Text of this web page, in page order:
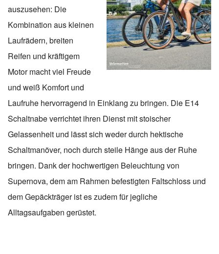
auszusehen: Die
Kombination aus kleinen
Laufrädern, breiten
Reifen und kräftigem
Motor macht viel Freude
und weiß Komfort und
Laufruhe hervorragend in Einklang zu bringen. Die E14
Schaltnabe verrichtet ihren Dienst mit stoischer
Gelassenheit und lässt sich weder durch hektische
Schaltmanöver, noch durch steile Hänge aus der Ruhe
bringen. Dank der hochwertigen Beleuchtung von
Supernova, dem am Rahmen befestigten Faltschloss und
dem Gepäckträger ist es zudem für jegliche
Alltagsaufgaben gerüstet.